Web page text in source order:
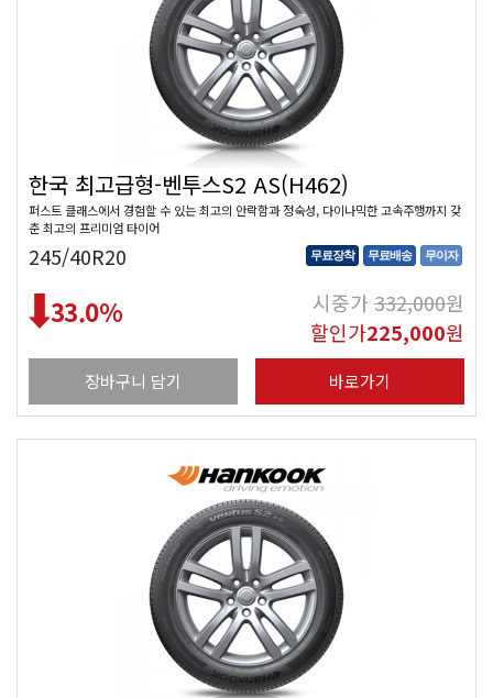
한국 최고급형-벤투스S2 AS(H462)
퍼스트 클래스에서 경험할 수 있는 최고의 안락함과 정숙성, 다이나믹한 고속주행까지 갖
춘 최고의 프리미엄 타이어
245/40R20 무료장착 무료배송 무이자
33.0% 시중가332,000원
할인가225,000원
장바구니 담기 바로가기